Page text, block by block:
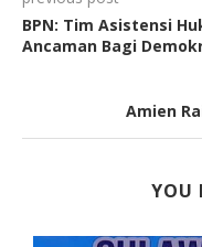
BPN: Tim Asistensi
Ancaman Bagi
Amien
YOU